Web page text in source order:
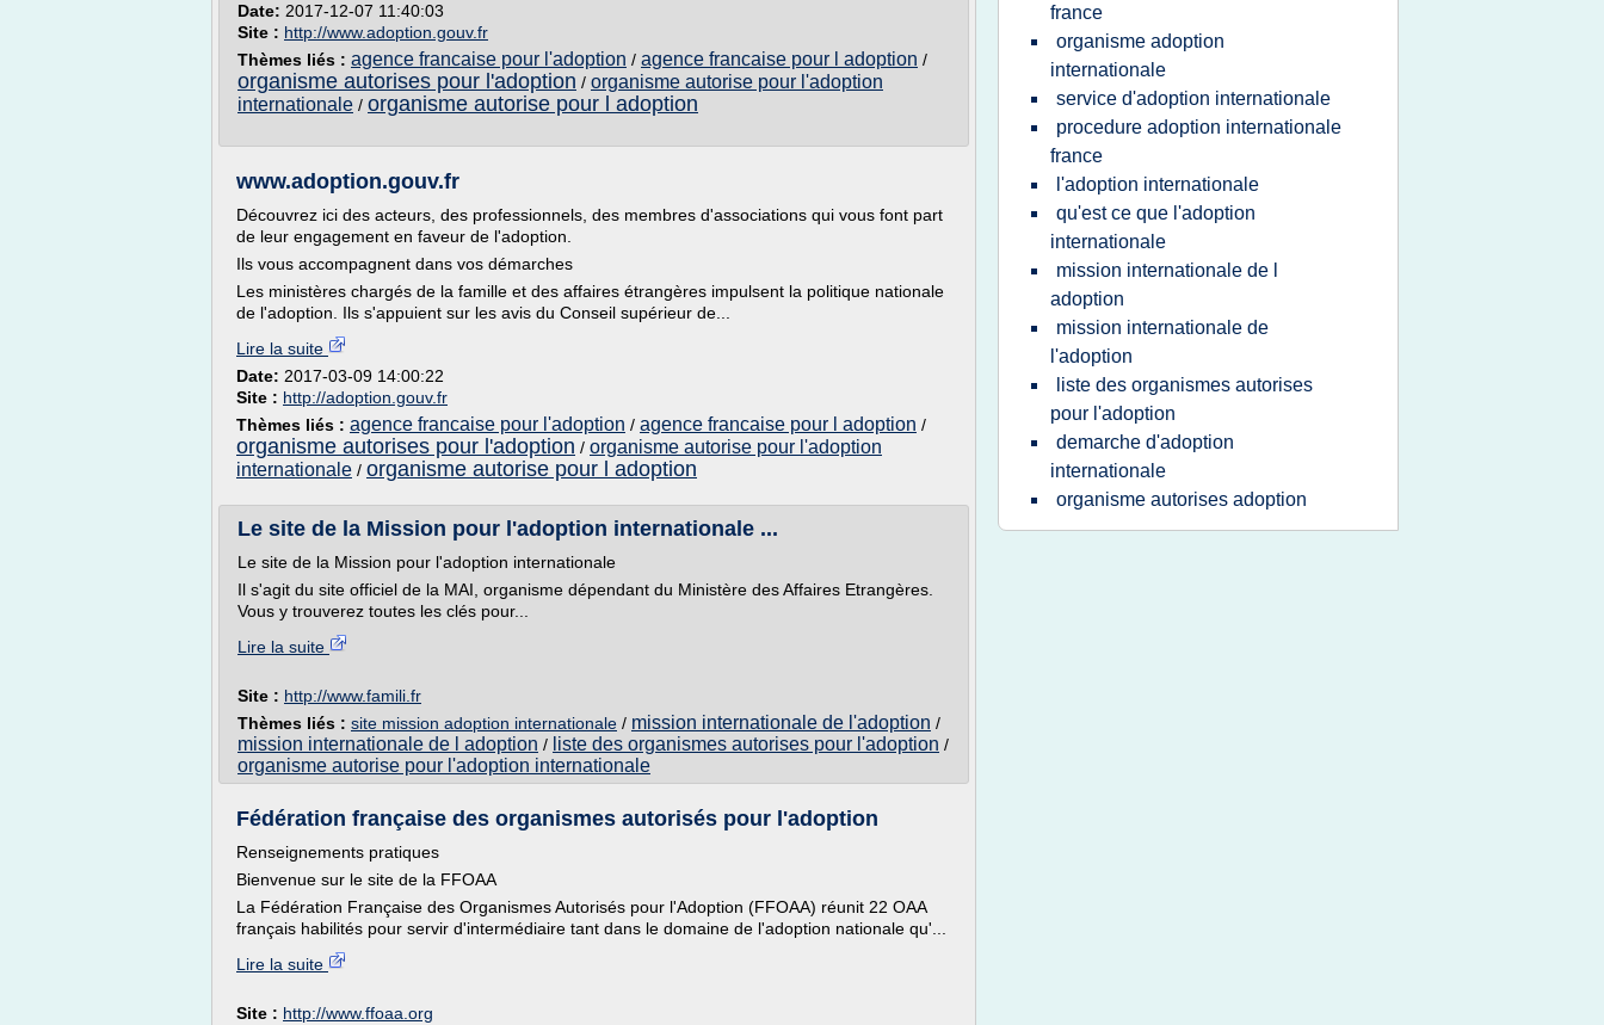
Date: 2017-12-07 11:40:03
Site : http://www.adoption.gouv.fr
Thèmes liés : agence francaise pour l'adoption / agence francaise pour l adoption /
organisme autorises pour l'adoption / organisme autorise pour l'adoption
internationale / organisme autorise pour l adoption
www.adoption.gouv.fr
Découvrez ici des acteurs, des professionnels, des membres d'associations qui vous font part
de leur engagement en faveur de l'adoption.
Ils vous accompagnent dans vos démarches
Les ministères chargés de la famille et des affaires étrangères impulsent la politique nationale
de l'adoption. Ils s'appuient sur les avis du Conseil supérieur de...
Lire la suite
Date: 2017-03-09 14:00:22
Site : http://adoption.gouv.fr
Thèmes liés : agence francaise pour l'adoption / agence francaise pour l adoption /
organisme autorises pour l'adoption / organisme autorise pour l'adoption
internationale / organisme autorise pour l adoption
Le site de la Mission pour l'adoption internationale ...
Le site de la Mission pour l'adoption internationale
Il s'agit du site officiel de la MAI, organisme dépendant du Ministère des Affaires Etrangères.
Vous y trouverez toutes les clés pour...
Lire la suite
Site : http://www.famili.fr
Thèmes liés : site mission adoption internationale / mission internationale de l'adoption /
mission internationale de l adoption / liste des organismes autorises pour l'adoption /
organisme autorise pour l'adoption internationale
Fédération française des organismes autorisés pour l'adoption
Renseignements pratiques
Bienvenue sur le site de la FFOAA
La Fédération Française des Organismes Autorisés pour l'Adoption (FFOAA) réunit 22 OAA
français habilités pour servir d'intermédiaire tant dans le domaine de l'adoption nationale qu'...
Lire la suite
Site : http://www.ffoaa.org
france
organisme adoption
internationale
service d'adoption internationale
procedure adoption internationale
france
l'adoption internationale
qu'est ce que l'adoption
internationale
mission internationale de l
adoption
mission internationale de
l'adoption
liste des organismes autorises
pour l'adoption
demarche d'adoption
internationale
organisme autorises adoption